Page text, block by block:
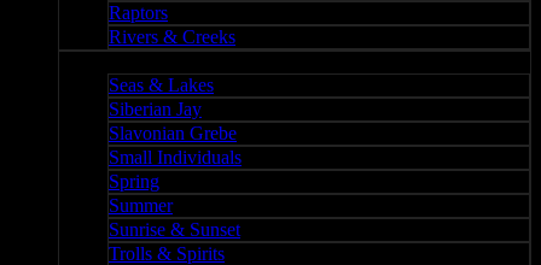
Raptors
Rivers & Creeks
Seas & Lakes
Siberian Jay
Slavonian Grebe
Small Individuals
Spring
Summer
Sunrise & Sunset
Trolls & Spirits